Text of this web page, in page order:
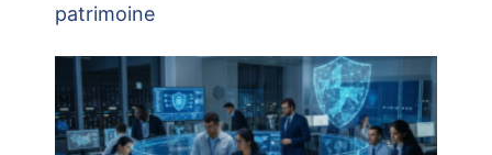
patrimoine